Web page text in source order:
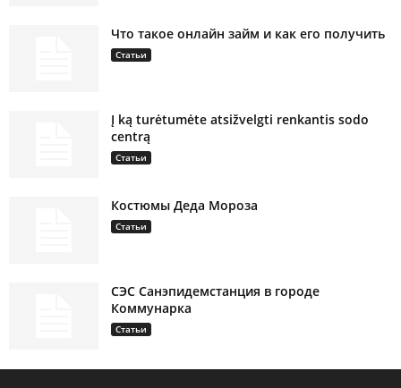
Что такое онлайн займ и как его получить
Статьи
Į ką turėtumėte atsižvelgti renkantis sodo
centrą
Статьи
Костюмы Деда Мороза
Статьи
СЭС Санэпидемстанция в городе
Коммунарка
Статьи